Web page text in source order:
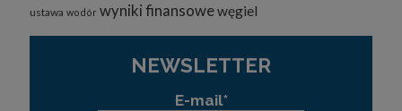
ustawa wodór wyniki finansowewęgiel
NEWSLETTER
E-mail*